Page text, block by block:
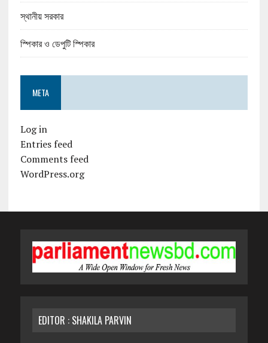
স্থানীয় সরকার
স্পিকার ও ডেপুটি স্পিকার
META
Log in
Entries feed
Comments feed
WordPress.org
EDITOR : SHAKILA PARVIN